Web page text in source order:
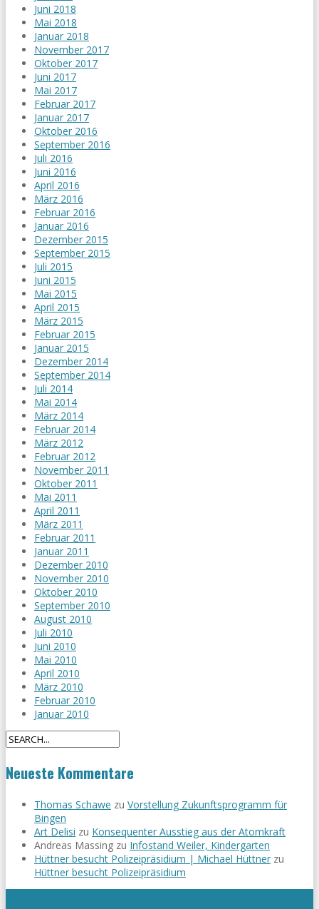
Juni 2018
Mai 2018
Januar 2018
November 2017
Oktober 2017
Juni 2017
Mai 2017
Februar 2017
Januar 2017
Oktober 2016
September 2016
Juli 2016
Juni 2016
April 2016
März 2016
Februar 2016
Januar 2016
Dezember 2015
September 2015
Juli 2015
Juni 2015
Mai 2015
April 2015
März 2015
Februar 2015
Januar 2015
Dezember 2014
September 2014
Juli 2014
Mai 2014
März 2014
Februar 2014
März 2012
Februar 2012
November 2011
Oktober 2011
Mai 2011
April 2011
März 2011
Februar 2011
Januar 2011
Dezember 2010
November 2010
Oktober 2010
September 2010
August 2010
Juli 2010
Juni 2010
Mai 2010
April 2010
März 2010
Februar 2010
Januar 2010
Neueste Kommentare
Thomas Schawe zu Vorstellung Zukunftsprogramm für
Bingen
Art Delisi zu Konsequenter Ausstieg aus der Atomkraft
Andreas Massing zu Infostand Weiler, Kindergarten
Hüttner besucht Polizeipräsidium | Michael Hüttner zu
Hüttner besucht Polizeipräsidium